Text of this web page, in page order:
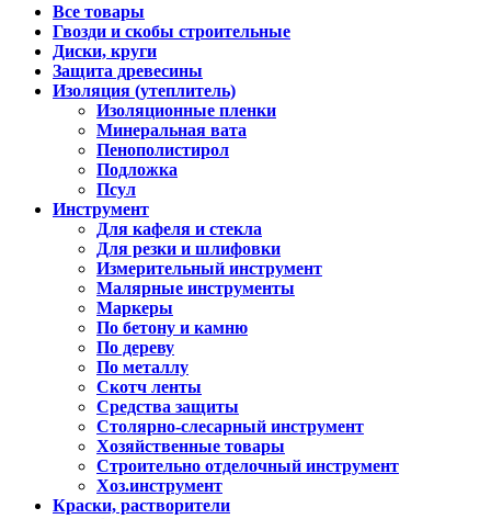
Все товары
Гвозди и скобы строительные
Диски, круги
Защита древесины
Изоляция (утеплитель)
Изоляционные пленки
Минеральная вата
Пенополистирол
Подложка
Псул
Инструмент
Для кафеля и стекла
Для резки и шлифовки
Измерительный инструмент
Малярные инструменты
Маркеры
По бетону и камню
По дереву
По металлу
Скотч ленты
Средства защиты
Столярно-слесарный инструмент
Хозяйственные товары
Строительно отделочный инструмент
Хоз.инструмент
Краски, растворители